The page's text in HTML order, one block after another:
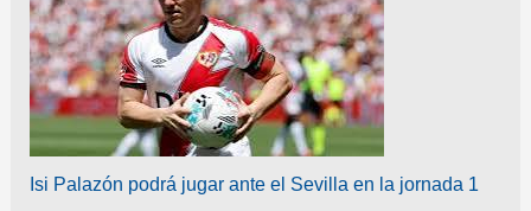
Isi Palazón podrá jugar ante el Sevilla en la jornada 1